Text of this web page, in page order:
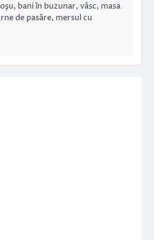
bani în buzunar, vâsc, masa
de pasăre, mersul cu